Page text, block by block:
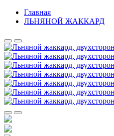
Главная
ЛЬНЯНОЙ ЖАККАРД